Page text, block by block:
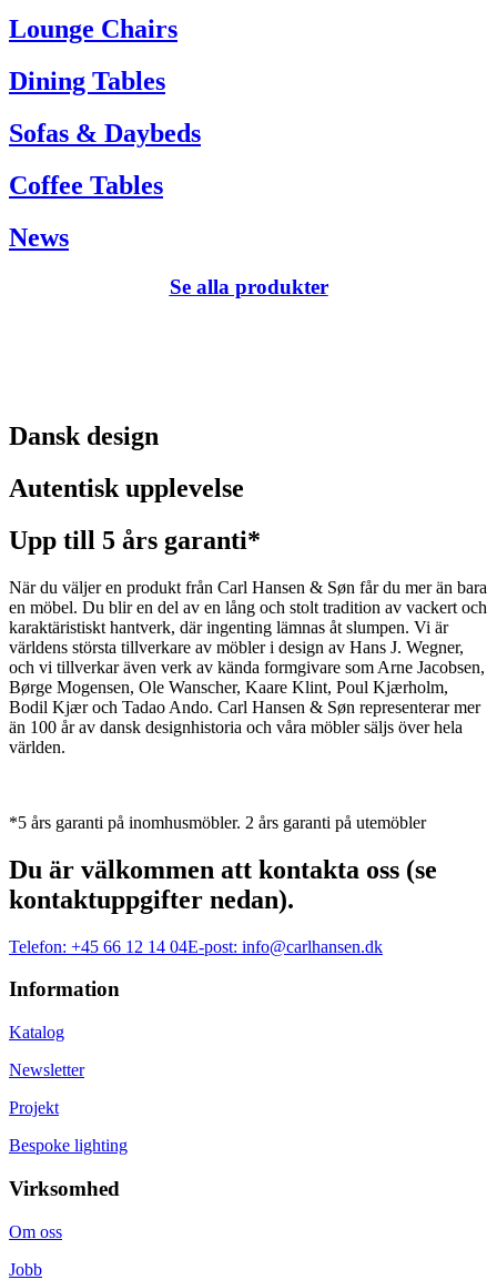
Tel. +45 66 12 14 04
info@carlhansen.dk
Lounge Chairs
Dining Tables
Sofas & Daybeds
Coffee Tables
News
Se alla produkter
Dansk design
Autentisk upplevelse
Upp till 5 års garanti*
När du väljer en produkt från Carl Hansen & Søn får du mer än bara
en möbel. Du blir en del av en lång och stolt tradition av vackert och
karaktäristiskt hantverk, där ingenting lämnas åt slumpen. Vi är
världens största tillverkare av möbler i design av Hans J. Wegner,
och vi tillverkar även verk av kända formgivare som Arne Jacobsen,
Børge Mogensen, Ole Wanscher, Kaare Klint, Poul Kjærholm,
Bodil Kjær och Tadao Ando. Carl Hansen & Søn representerar mer
än 100 år av dansk designhistoria och våra möbler säljs över hela
världen.
*5 års garanti på inomhusmöbler. 2 års garanti på utemöbler
Du är välkommen att kontakta oss (se
kontaktuppgifter nedan).
Telefon: +45 66 12 14 04E-post: info@carlhansen.dk
Information
Katalog
Newsletter
Projekt
Bespoke lighting
Virksomhed
Om oss
Jobb